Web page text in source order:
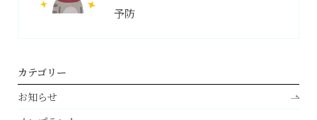
予防
カテゴリー
お知らせ